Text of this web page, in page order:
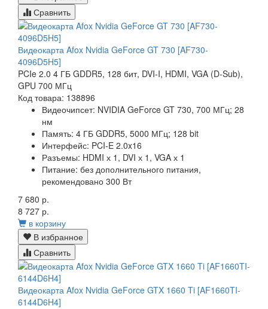
Сравнить
Видеокарта Afox Nvidia GeForce GT 730 [AF730-
4096D5H5]
PCIe 2.0 4 ГБ GDDR5, 128 бит, DVI-I, HDMI, VGA (D-Sub),
GPU 700 МГц
Код товара: 138896
Видеочипсет: NVIDIA GeForce GT 730, 700 МГц; 28
нм
Память: 4 ГБ GDDR5, 5000 МГц; 128 bit
Интерфейс: PCI-E 2.0x16
Разъемы: HDMI х 1, DVI х 1, VGA х 1
Питание: без дополнительного питания,
рекомендовано 300 Вт
7 680 р.
8 727 р.
в корзину
В избранное
Сравнить
Видеокарта Afox Nvidia GeForce GTX 1660 Ti [AF1660TI-
6144D6H4]